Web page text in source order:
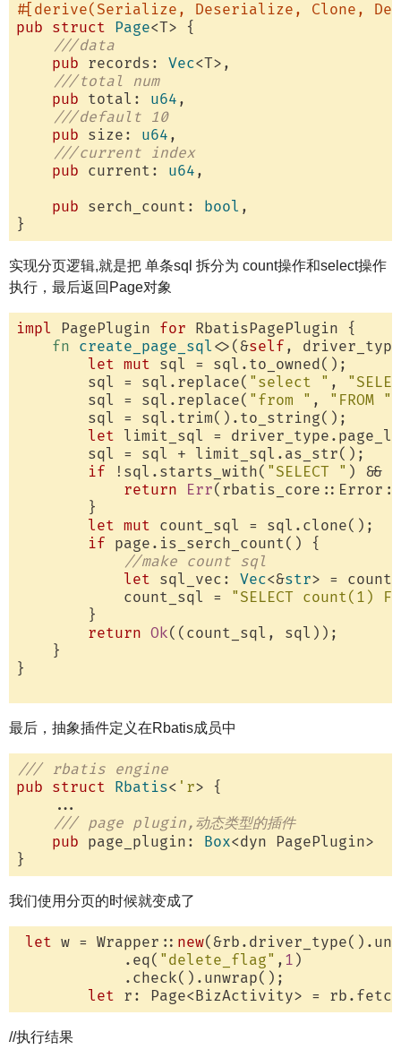
#[derive(Serialize, Deserialize, Clone,
pub struct Page<T> {
///data
pub records: Vec<T>,
///total num
pub total: u64 ,
///default 10
pub size: u64 ,
///current index
pub current: u64 ,
pub serch_count: bool ,
实现分页逻辑,就是把 单条sql 拆分为 count操作和select操作
执行，最后返回Page对象
impl PagePlugin for RbatisPagePlugin {
fn create_page_sql<>(&self ,
let mut sql = sql.to_owned();
        sql = sql.replace(
"select " ,
        sql = sql.replace(
"from " , "FROM "
        sql = sql.trim().to_string();
let limit_sql =
        sql = sql + limit_sql.as_str();
if !sql.starts_with( "SELECT " ) &&
return
Err
        }
let mut count_sql = sql.clone();
if page.is_serch_count() {
//make count sql
let sql_vec: Vec<&str> =
            count_sql =
"SELECT count(1)
        }
return Ok((count_sql, sql));
    }
}
最后，抽象插件定义在Rbatis成员中
/// rbatis engine
pub struct Rbatis< 'r> {
    ...
/// page plugin,动态类型的插件
pub page_plugin: Box<dyn PagePlugin>
我们使用分页的时候就变成了
let w = Wrapper:: new
            .eq(
"delete_flag" , 1 )
            .check().unwrap();
let r: Page<BizActivity> =
//执行结果